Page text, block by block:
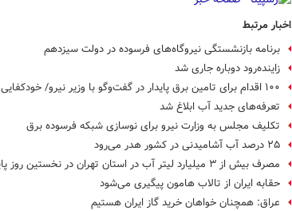
اخبار مرتبط
برنامه بازنشستگی نیروگاه‌های فرسوده در دولت سیزدهم
زاینده‌رود دوباره جاری شد
۱۰۰ اقدام برای تامین برق پایدار در گفت‌وگو با وزیر نیرو/ خودکفایی در ساخت نیروگاه‌ها
تعرفه‌های جدید آب ابلاغ شد
تکلیف مجلس به وزارت نیرو برای نوسازی شبکه فرسوده برق
۲۵ درصد آب آشامیدنی در کشور هدر می‌رود
مصرف بیش از ۳ میلیارد لیتر آب در استان تهران در نخستین روز پاییز
حقابه ایران از تالاب هامون پیگیری می‌شود
عراق: همچنان خواهان خرید گاز ایران هستیم